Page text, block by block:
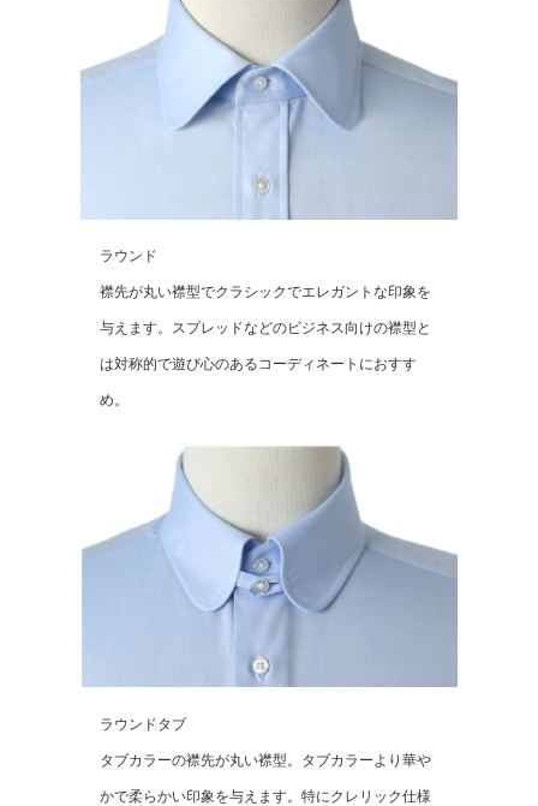
ラウンド
襟先が丸い襟型でクラシックでエレガントな印象を
与えます。スプレッドなどのビジネス向けの襟型と
は対称的で遊び心のあるコーディネートにおすす
め。
ラウンドタブ
タブカラーの襟先が丸い襟型。タブカラーより華や
かで柔らかい印象を与えます。特にクレリック仕様